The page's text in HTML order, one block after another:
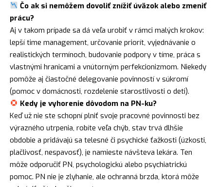
Čo ak si nemôžem dovoliť znížiť úväzok alebo zmeniť
prácu?
Aj v takom prípade sa dá veľa urobiť v rámci malých krokov:
lepší time management, určovanie priorít, vyjednávanie o
realistických termínoch, budovanie podpory v tíme, práca s
vlastnými hranicami a vnútorným perfekcionizmom. Niekedy
pomôže aj čiastočné delegovanie povinností v súkromí
(pomoc v domácnosti, rozdelenie starostlivosti o deti).
Kedy je vyhorenie dôvodom na PN-ku?
Keď už nie ste schopní plniť svoje pracovné povinnosti bez
výrazného utrpenia, robíte veľa chýb, stav trvá dlhšie
obdobie a pridávajú sa telesné či psychické ťažkosti (úzkosti,
plačlivosť, nespavosť), je namieste návšteva lekára. Ten
môže odporučiť PN, psychologickú alebo psychiatrickú
pomoc. PN nie je zlyhanie, ale ochranná brzda, ktorá môže